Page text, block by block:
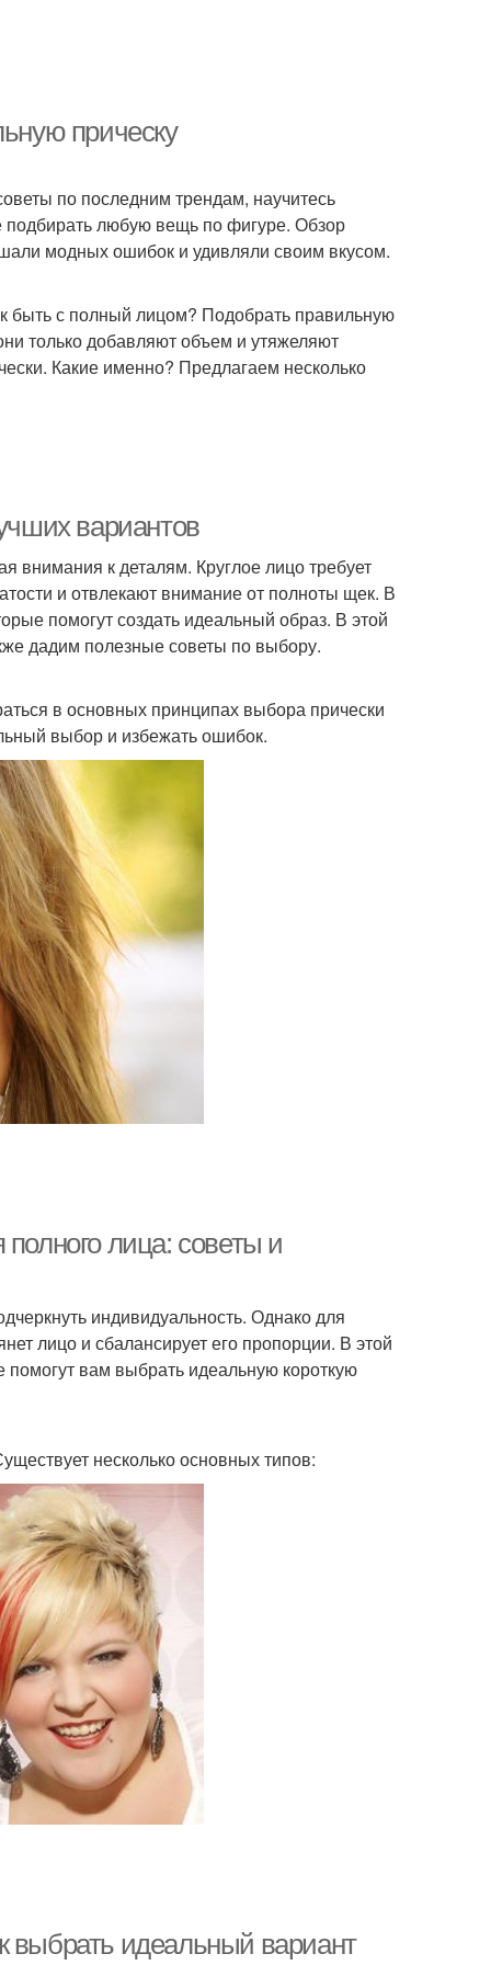
прическу
по последним трендам, научитесь
подбирать любую вещь по фигуре. Обзор
модных ошибок и удивляли своим вкусом.
быть с полный лицом? Подобрать правильную
только добавляют объем и утяжеляют
Какие именно? Предлагаем несколько
вариантов
внимания к деталям. Круглое лицо требует
и отвлекают внимание от полноты щек. В
помогут создать идеальный образ. В этой
дадим полезные советы по выбору.
в основных принципах выбора прически
выбор и избежать ошибок.
лица: советы и
индивидуальность. Однако для
лицо и сбалансирует его пропорции. В этой
вам выбрать идеальную короткую
несколько основных типов:
выбрать идеальный вариант